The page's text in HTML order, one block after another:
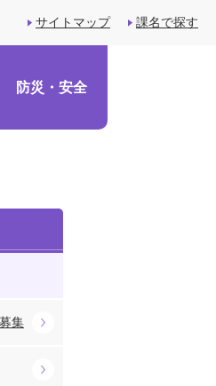
サイトマップ 課名で探す
防災・安全
集